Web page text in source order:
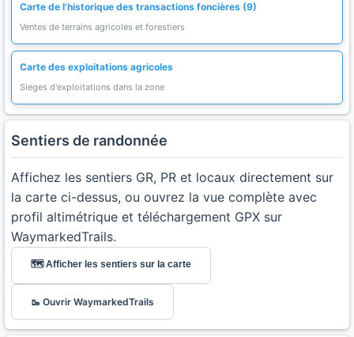
Carte de l'historique des transactions foncières (9)
Ventes de terrains agricoles et forestiers
Carte des exploitations agricoles
Sieges d'exploitations dans la zone
Sentiers de randonnée
Affichez les sentiers GR, PR et locaux directement sur
la carte ci-dessus, ou ouvrez la vue complète avec
profil altimétrique et téléchargement GPX sur
WaymarkedTrails.
🗺️ Afficher les sentiers sur la carte
🥾 Ouvrir WaymarkedTrails